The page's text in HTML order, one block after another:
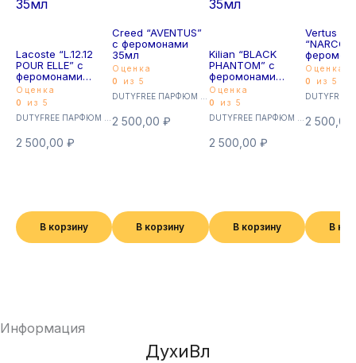
Lacoste “L.12.12
POUR ELLE” с
феромонами
35мл
Оценка
0
из 5
2 500,00 ₽
В корзину
Creed “AVENTUS”
с феромонами
35мл
Оценка
0
из 5
2 500,00₽
В корзину
Kilian “BLACK
PHANTOM” с
феромонами
35мл
Оценка
0
из 5
2 500,00 ₽
В корзину
Vertus
35мл
Оценка
0
из 5
2 500,00
В
Информация
ДухиВл